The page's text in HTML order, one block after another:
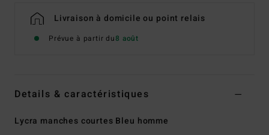
Livraison à domicile ou point relais
Prévue à partir du8 août
Details & caractéristiques
Lycra manches courtes Bleu homme